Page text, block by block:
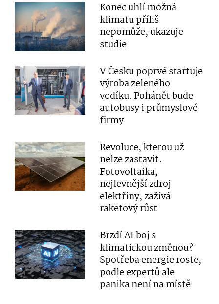
Konec uhlí možná
klimatu příliš
nepomůže, ukazuje
studie
V Česku poprvé startuje
výroba zeleného
vodíku. Pohánět bude
autobusy i průmyslové
firmy
Revoluce, kterou už
nelze zastavit.
Fotovoltaika,
nejlevnější zdroj
elektřiny, zažívá
raketový růst
Brzdí AI boj s
klimatickou změnou?
Spotřeba energie roste,
podle expertů ale
panika není na místě